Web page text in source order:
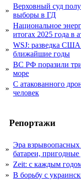
»
Верховный суд
выборы в ГД
»
Национальное
итогах 2025 года в
»
WSJ: разведка США
ближайшие годы
»
ВС РФ поразили
море
»
С атакованного
человек
Репортажи
»
Эра взрывоопасных
батареи,
» Zeit: с каждым
» В борьбу с